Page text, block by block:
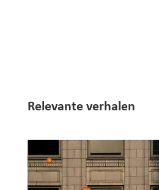
Relevante verhalen